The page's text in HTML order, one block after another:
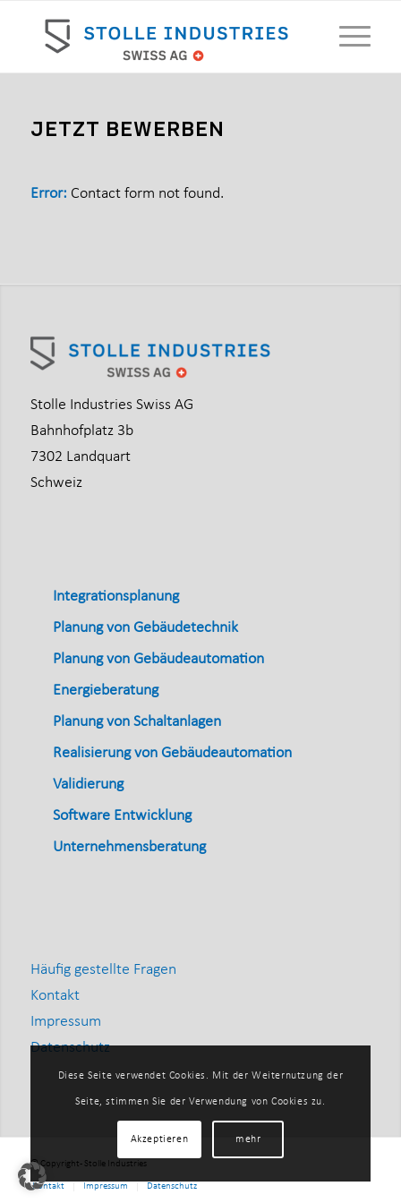
JETZT BEWERBEN
Error: Contact form not found.
Stolle Industries Swiss AG
Bahnhofplatz 3b
7302 Landquart
Schweiz
Integrationsplanung
Planung von Gebäudetechnik
Planung von Gebäudeautomation
Energieberatung
Planung von Schaltanlagen
Realisierung von Gebäudeautomation
Validierung
Software Entwicklung
Unternehmensberatung
Häufig gestellte Fragen
Kontakt
Impressum
Datenschutz
© Copyright - Stolle Industries
Kontakt Impressum Datenschutz
Diese Seite verwendet Cookies. Mit der Weiternutzung der
Seite, stimmen Sie der Verwendung von Cookies zu.
Akzeptieren mehr